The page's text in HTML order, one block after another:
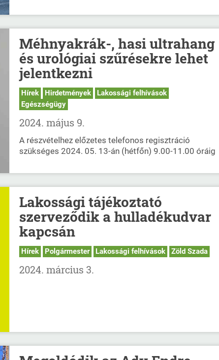
Méhnyakrák-, hasi ultrahang
és urológiai szűrésekre lehet
jelentkezni
Hírek Hirdetmények
Lakossági felhívások
Egészségügy
2024. május 9.
A részvételhez előzetes telefonos regisztráció
szükséges 2024. 05. 13-án (hétfőn) 9.00-11.00 óráig
Lakossági tájékoztató
szerveződik a hulladékudvar
kapcsán
Hírek Polgármester Lakossági felhívások Zöld Szada
2024. március 3.